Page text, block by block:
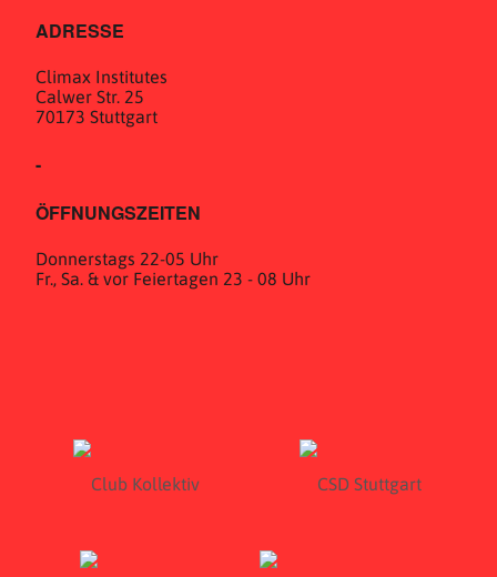
ADRESSE
Climax Institutes
Calwer Str. 25
70173 Stuttgart
-
ÖFFNUNGSZEITEN
Donnerstags 22-05 Uhr
Fr., Sa. & vor Feiertagen 23 - 08 Uhr